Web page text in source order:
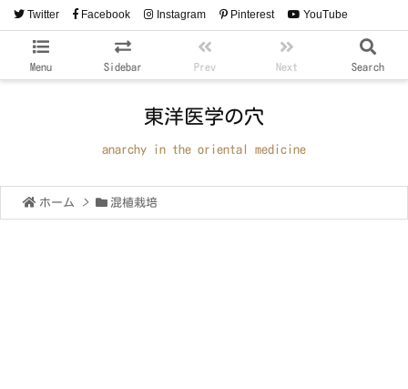
Menu Sidebar Prev Next Search
Twitter Facebook Instagram Pinterest YouTube
RSS
東洋医学の穴
anarchy in the oriental medicine
ホーム > 混植栽培